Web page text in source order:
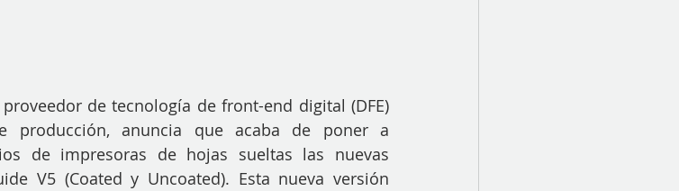
proveedor de tecnología de front-end digital (DFE)
producción, anuncia que acaba de poner a
de impresoras de hojas sueltas las nuevas
V5 (Coated y Uncoated). Esta nueva versión